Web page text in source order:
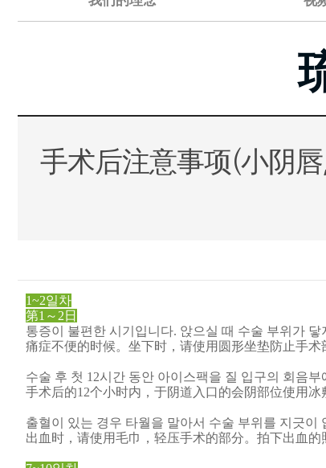
手术后注意事项(小阴
1~2일차
第1～2日
통증이 불편한 시기입니다. 앉으실 때 수술 부위가
痛症不便的时候。坐下时，请使用圆形坐垫防止手术
수술 후 첫 12시간 동안 아이스팩을 질 입구의 회음
手术后的12个小时内，于阴道入口的会阴部位使用
출혈이 있는 경우 타월을 말아서 수술 부위를 지긋
出血时，请使用毛巾，轻压手术的部分。拍下出血的